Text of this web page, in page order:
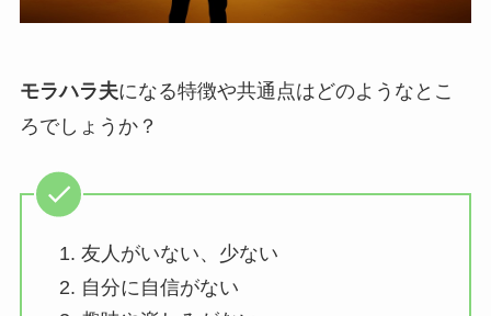
モラハラ夫になる特徴や共通点はどのようなとこ
ろでしょうか？
友人がいない、少ない
自分に自信がない